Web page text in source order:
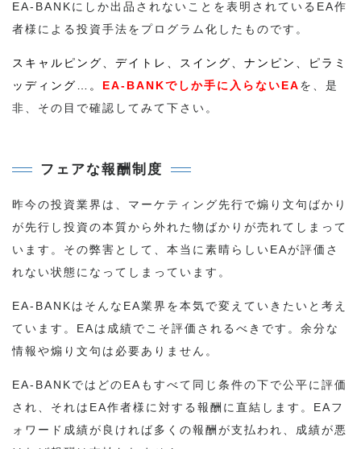
EA-BANKにしか出品されないことを表明されているEA作
者様による投資手法をプログラム化したものです。
スキャルピング、デイトレ、スイング、ナンピン、ピラミ
ッディング…。 EA-BANKでしか手に入らないEAを、是
非、その目で確認してみて下さい。
フェアな報酬制度
昨今の投資業界は、マーケティング先行で煽り文句ばかり
が先行し投資の本質から外れた物ばかりが売れてしまって
います。その弊害として、本当に素晴らしいEAが評価さ
れない状態になってしまっています。
EA-BANKはそんなEA業界を本気で変えていきたいと考え
ています。EAは成績でこそ評価されるべきです。余分な
情報や煽り文句は必要ありません。
EA-BANKではどのEAもすべて同じ条件の下で公平に評価
され、それはEA作者様に対する報酬に直結します。EAフ
ォワード成績が良ければ多くの報酬が支払われ、成績が悪